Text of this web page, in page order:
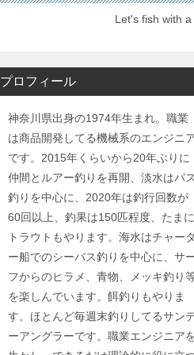
Let's fish with a
プロフィール
神奈川県出身の1974年生まれ。職業
は商品開発してる機械系のエンジニ
です。2015年くらいから20年ぶりに
仲間とルアー釣りを再開、淡水はバス
釣りを中心に、2020年は釣行回数が
60回以上、釣果は150匹程度、たまに
トラウトもやります。海水はチャータ
ー船でのシーバス釣りを中心に、サ
フからのヒラメ、青物、メッキ釣り
を楽しんでいます。餌釣りもやりま
す。ほとんど毎週末釣りしてるサン
ーアングラーです。職業エンジニア